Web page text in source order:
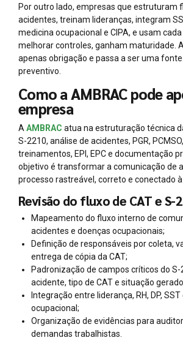
Por outro lado, empresas que estruturam
acidentes, treinam lideranças, integram
medicina ocupacional e CIPA, e usam
melhorar controles, ganham maturidade.
apenas obrigação e passa a ser uma
preventivo.
Como a AMBRAC pode
empresa
A AMBRAC atua na estruturação técnica
S-2210, análise de acidentes, PGR,
treinamentos, EPI, EPC e documentação
objetivo é transformar a comunicação de
processo rastreável, correto e conectado à
Revisão do fluxo de CAT e S-
Mapeamento do fluxo interno de
acidentes e doenças ocupacionais;
Definição de responsáveis por coleta,
entrega de cópia da CAT;
Padronização de campos críticos do
acidente, tipo de CAT e situação
Integração entre liderança, RH, DP,
ocupacional;
Organização de evidências para
demandas trabalhistas.